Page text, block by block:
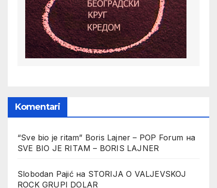
Komentari
“Sve bio je ritam” Boris Lajner – POP Forum на
SVE BIO JE RITAM – BORIS LAJNER
Slobodan Pajićна STORIJA O VALJEVSKOJ
ROCK GRUPI DOLAR